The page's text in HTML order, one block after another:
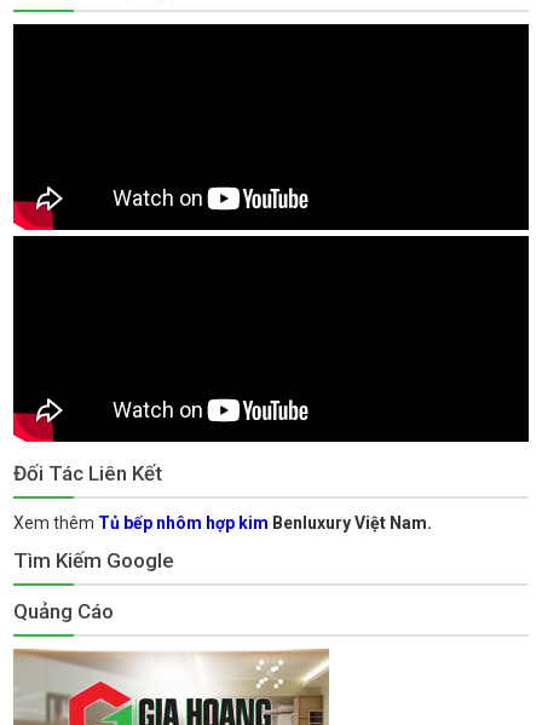
Đối Tác Liên Kết
Xem thêm Tủ bếp nhôm hợp kim Benluxury Việt Nam.
Tìm Kiếm Google
Quảng Cáo